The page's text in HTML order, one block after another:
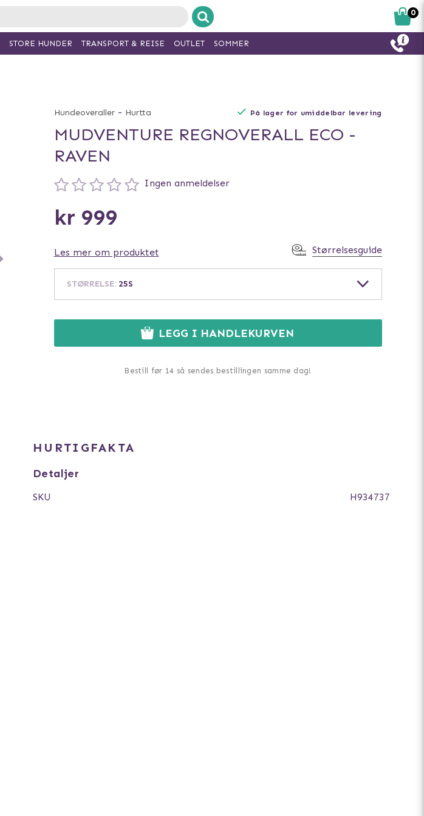
Hundeoveraller - Hurtta På lager for umiddelbar levering
MUDVENTURE REGNOVERALL ECO -
RAVEN
Ingen anmeldelser
kr 999
Les mer om produktet Størrelsesguide
STØRRELSE: 25S
LEGG I HANDLEKURVEN
Bestill før 14 så sendes bestillingen samme dag!
HURTIGFAKTA
Detaljer
SKU H934737
0
STORE HUNDER TRANSPORT & REISE OUTLET SOMMER